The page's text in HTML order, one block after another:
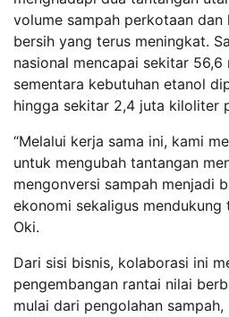
volume sampah perkotaan dan
bersih yang terus meningkat.
nasional mencapai sekitar
sementara kebutuhan etanol
hingga sekitar 2,4 juta kiloliter
“Melalui kerja sama ini, kami
untuk mengubah tantangan
mengonversi sampah menjadi
ekonomi sekaligus mendukung
Oki.
Dari sisi bisnis, kolaborasi ini
pengembangan rantai nilai
mulai dari pengolahan